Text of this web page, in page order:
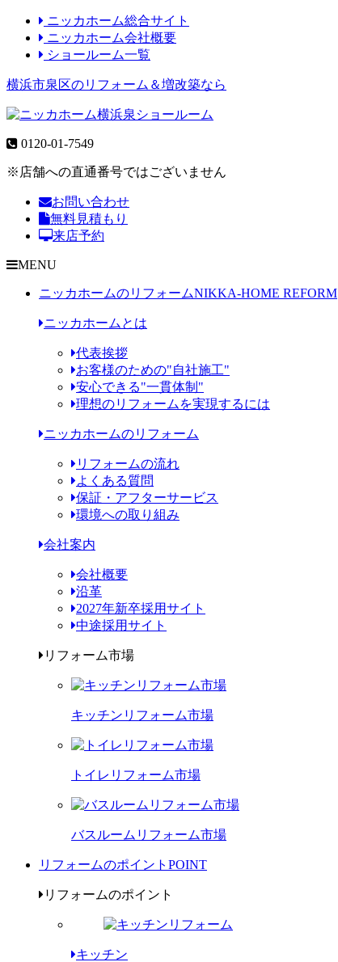
ニッカホーム総合サイト
ニッカホーム会社概要
ショールーム一覧
横浜市泉区のリフォーム＆増改築なら
0120-01-7549
※店舗への直通番号ではございません
お問い合わせ
無料見積もり
来店予約
MENU
ニッカホームのリフォームNIKKA-HOME REFORM
ニッカホームとは
代表挨拶
お客様のための"自社施工"
安心できる"一貫体制"
理想のリフォームを実現するには
ニッカホームのリフォーム
リフォームの流れ
よくある質問
保証・アフターサービス
環境への取り組み
会社案内
会社概要
沿革
2027年新卒採用サイト
中途採用サイト
リフォーム市場
キッチンリフォーム市場
トイレリフォーム市場
バスルームリフォーム市場
リフォームのポイント POINT
リフォームのポイント
キッチン